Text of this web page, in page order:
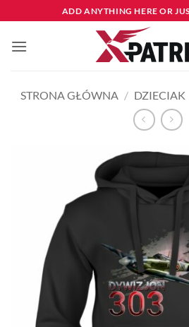
do
zawartości
ADD ANYTHING HERE OR
STRONA GŁÓWNA / DZIECIAK